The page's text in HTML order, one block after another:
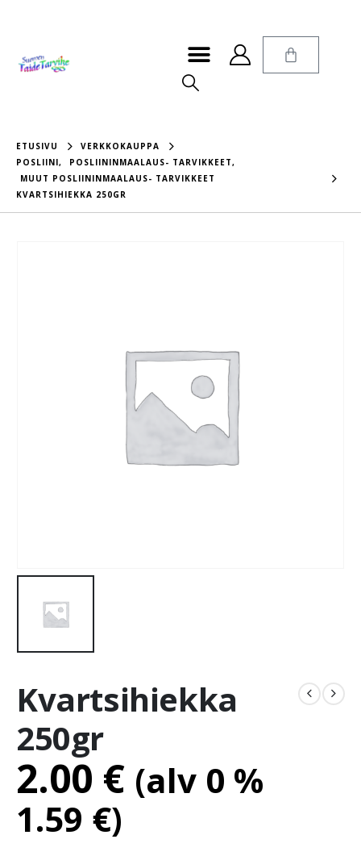
ETUSIVU
VERKKOKAUPPA
POSLIINI, POSLIININMAALAUS- TARVIKKEET,
MUUT POSLIININMAALAUS- TARVIKKEET
KVARTSIHIEKKA 250GR
Kvartsihiekka
250gr
2.00 € (alv 0 %
1.59 €)